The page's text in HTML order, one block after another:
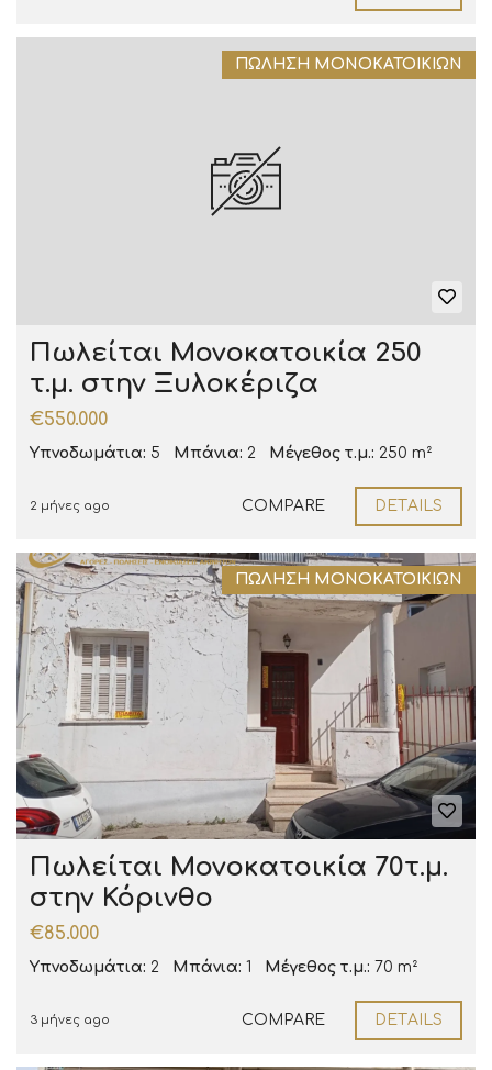
ΠΏΛΗΣΗ ΜΟΝΟΚΑΤΟΙΚΙΏΝ
Πωλείται Μονοκατοικία 250
τ.μ. στην Ξυλοκέριζα
€550.000
Υπνοδωμάτια: 5 Μπάνια: 2 Μέγεθος τ.μ.: 250 m²
2 μήνες ago COMPARE DETAILS
ΠΏΛΗΣΗ ΜΟΝΟΚΑΤΟΙΚΙΏΝ
Πωλείται Μονοκατοικία 70τ.μ.
στην Κόρινθο
€85.000
Υπνοδωμάτια: 2 Μπάνια: 1 Μέγεθος τ.μ.: 70 m²
3 μήνες ago COMPARE DETAILS